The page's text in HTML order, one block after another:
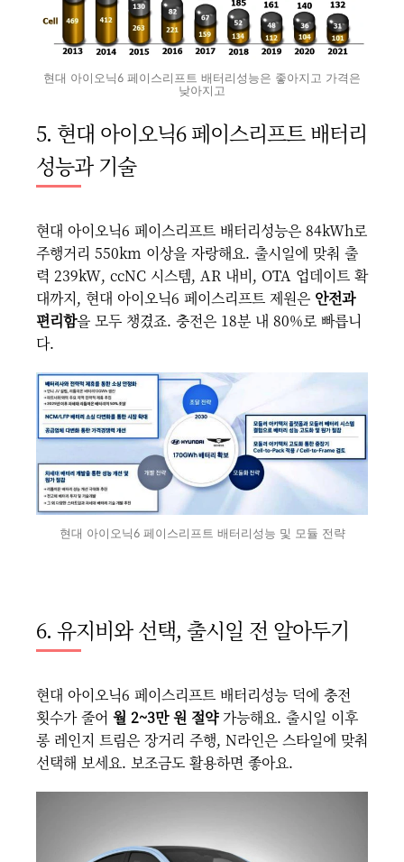
현대 아이오닉6 페이스리프트 배터리성능은 좋아지고 가격은
낮아지고
5. 현대 아이오닉6 페이스리프트 배터리
성능과 기술
현대 아이오닉6 페이스리프트 배터리성능은 84kWh로
주행거리 550km 이상을 자랑해요. 출시일에 맞춰 출
력 239kW, ccNC 시스템, AR 내비, OTA 업데이트 확
대까지, 현대 아이오닉6 페이스리프트 제원은 안전과
편리함을 모두 챙겼죠. 충전은 18분 내 80%로 빠릅니
다.
현대 아이오닉6 페이스리프트 배터리성능 및 모듈 전략
6. 유지비와 선택, 출시일 전 알아두기
현대 아이오닉6 페이스리프트 배터리성능 덕에 충전
횟수가 줄어 월 2~3만 원 절약가능해요. 출시일 이후
롱 레인지 트림은 장거리 주행, N라인은 스타일에 맞춰
선택해 보세요. 보조금도 활용하면 좋아요.